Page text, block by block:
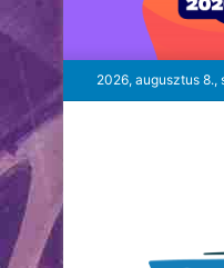
2026, augusztus 8.,